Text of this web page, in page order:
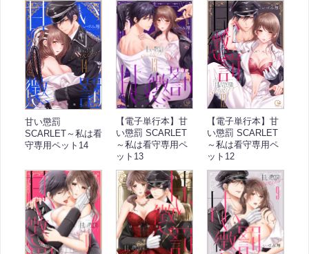
甘い懲罰
SCARLET～私は看
守専用ペット14
【電子単行本】甘
い懲罰 SCARLET
～私は看守専用ペ
ット13
【電子単行本】甘
い懲罰 SCARLET
～私は看守専用ペ
ット12